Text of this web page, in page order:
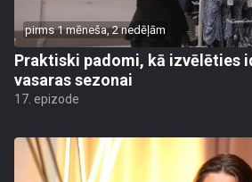
pirms 1 mēneša, 2 nedēļām
Praktiski padomi, kā izvēlēties
vasaras sezonai
17. epizode